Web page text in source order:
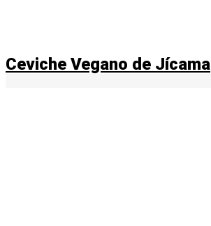
Ceviche Vegano de Jícama